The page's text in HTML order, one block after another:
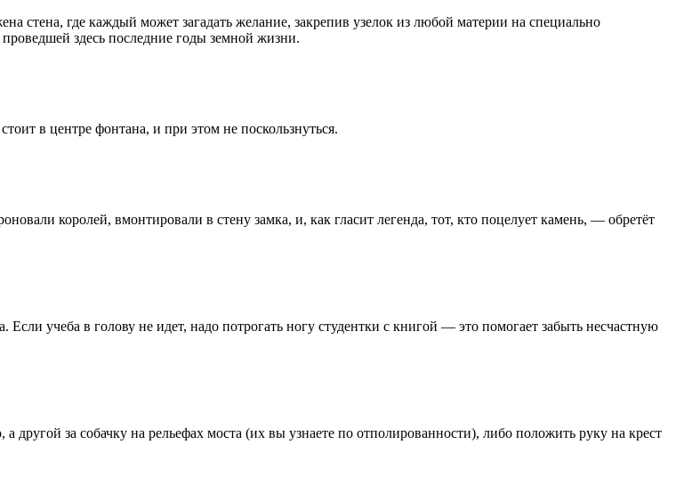
стена, где каждый может загадать желание, закрепив узелок из любой материи на специально
здесь последние годы земной жизни.
в центре фонтана, и при этом не поскользнуться.
королей, вмонтировали в стену замка, и, как гласит легенда, тот, кто поцелует камень, — обретёт
учеба в голову не идет, надо потрогать ногу студентки с книгой — это помогает забыть несчастную
другой за собачку на рельефах моста (их вы узнаете по отполированности), либо положить руку на крест